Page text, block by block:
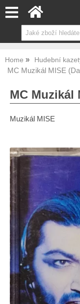
Home Hudební
MC Muzikál MISE
MC Muzikál
Muzikál MISE